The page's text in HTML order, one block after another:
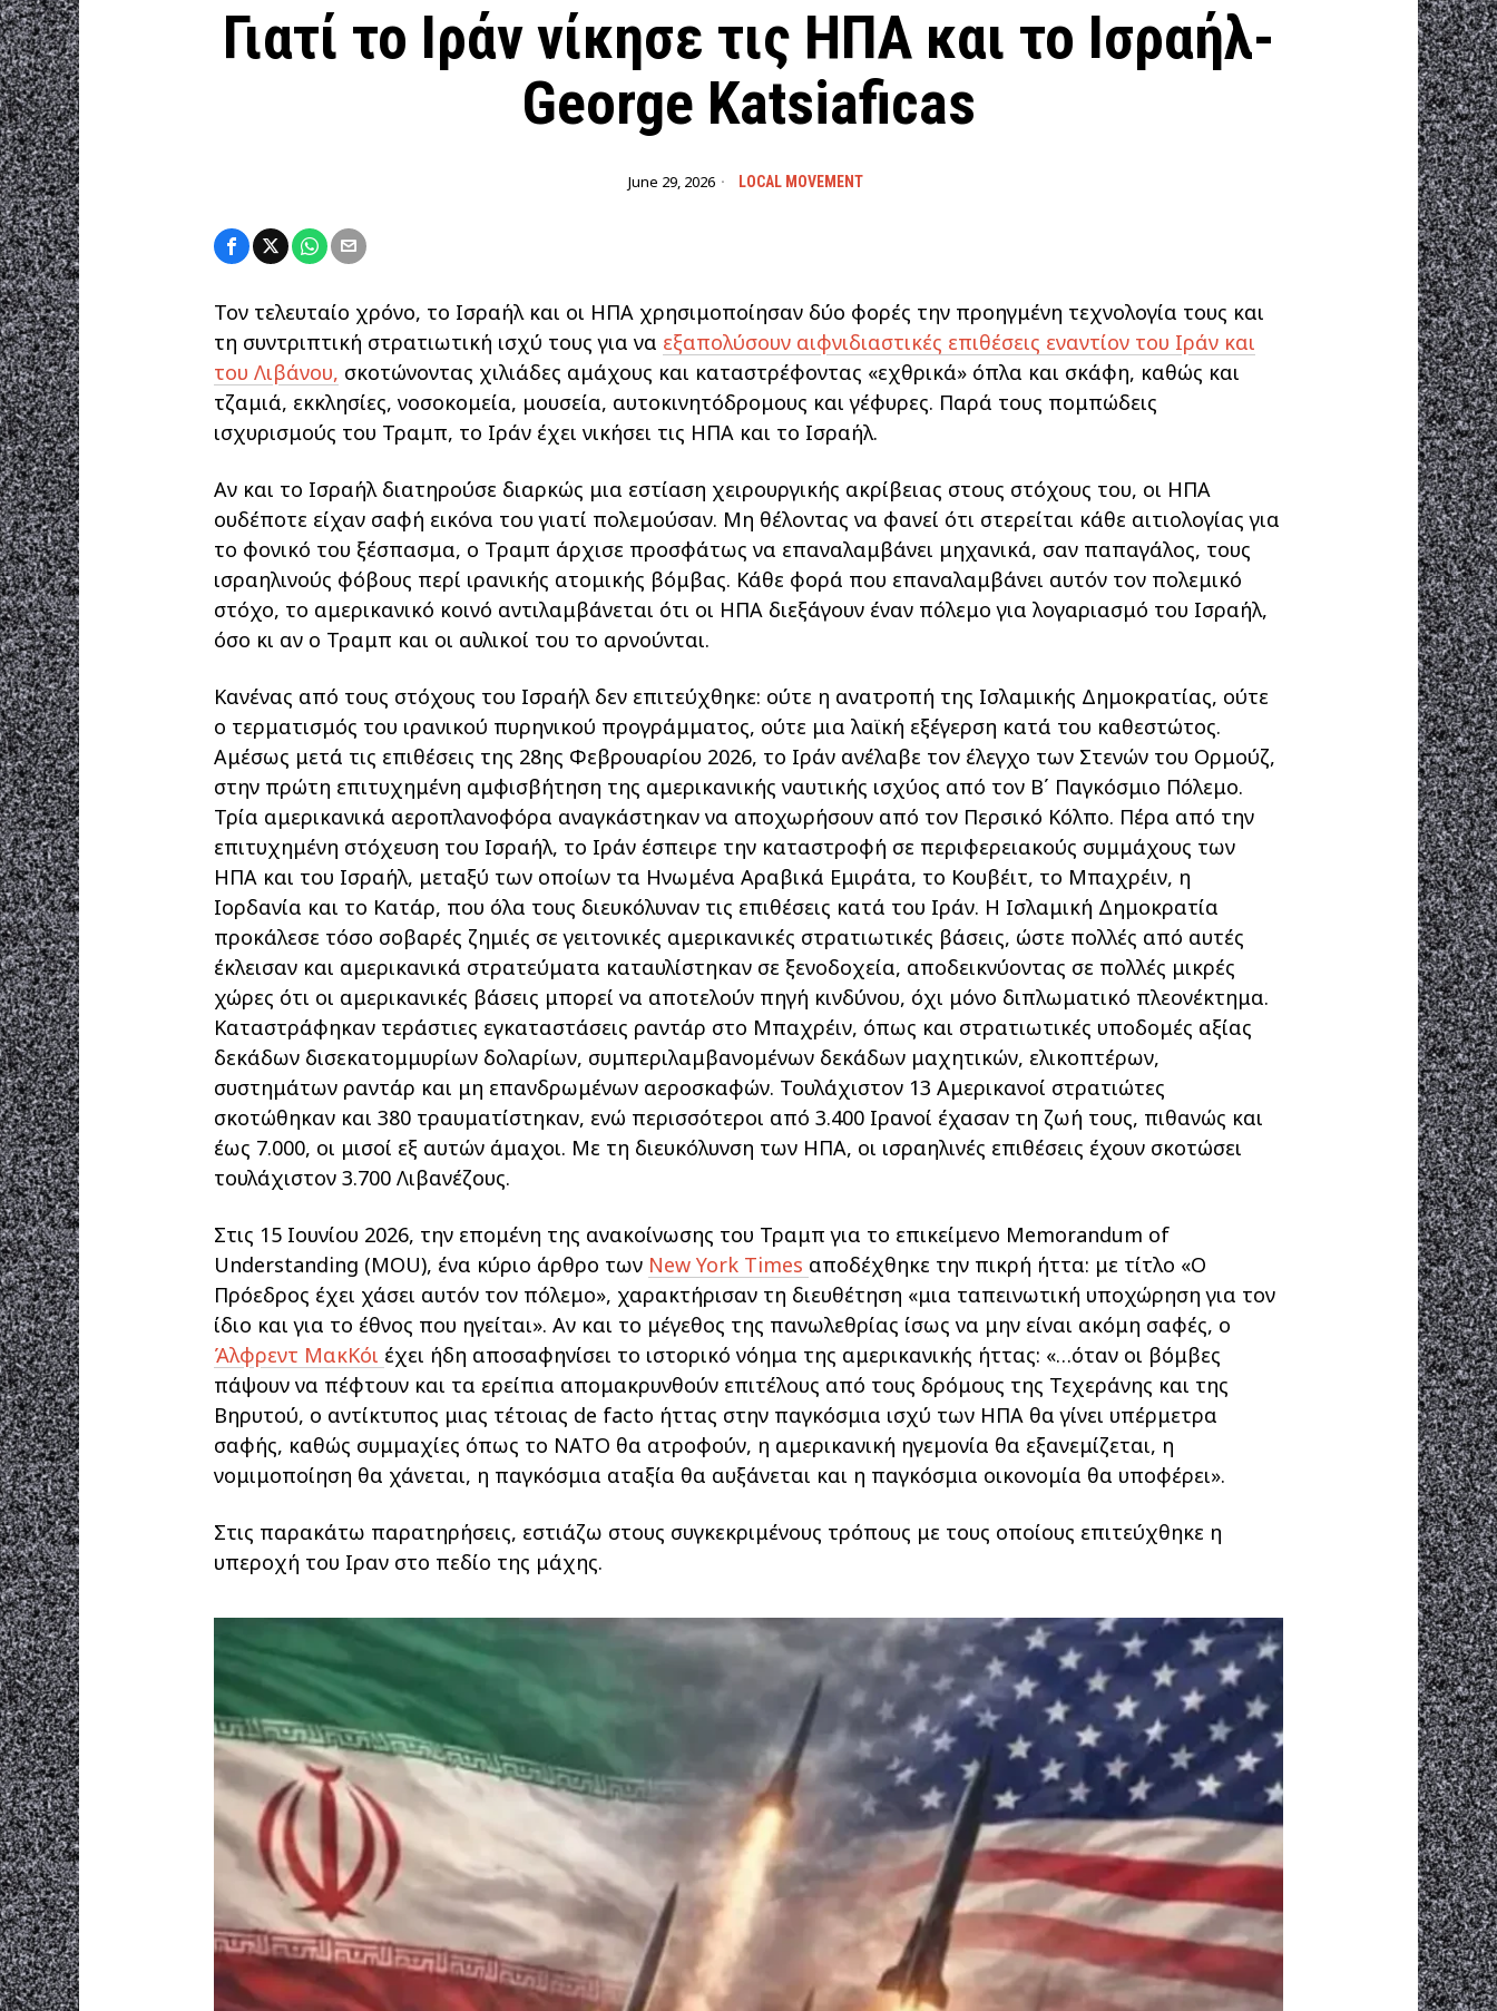
Γιατί το Ιράν νίκησε τις ΗΠΑ και το Ισραήλ-
George Katsiaficas
June 29, 2026 LOCAL MOVEMENT
Τον τελευταίο χρόνο, το Ισραήλ και οι ΗΠΑ χρησιμοποίησαν δύο φορές την προηγμένη τεχνολογία τους και
τη συντριπτική στρατιωτική ισχύ τους για να εξαπολύσουν αιφνιδιαστικές επιθέσεις εναντίον του Ιράν και
του Λιβάνου, σκοτώνοντας χιλιάδες αμάχους και καταστρέφοντας «εχθρικά» όπλα και σκάφη, καθώς και
τζαμιά, εκκλησίες, νοσοκομεία, μουσεία, αυτοκινητόδρομους και γέφυρες. Παρά τους πομπώδεις
ισχυρισμούς του Τραμπ, το Ιράν έχει νικήσει τις ΗΠΑ και το Ισραήλ.
Αν και το Ισραήλ διατηρούσε διαρκώς μια εστίαση χειρουργικής ακρίβειας στους στόχους του, οι ΗΠΑ
ουδέποτε είχαν σαφή εικόνα του γιατί πολεμούσαν. Μη θέλοντας να φανεί ότι στερείται κάθε αιτιολογίας για
το φονικό του ξέσπασμα, ο Τραμπ άρχισε προσφάτως να επαναλαμβάνει μηχανικά, σαν παπαγάλος, τους
ισραηλινούς φόβους περί ιρανικής ατομικής βόμβας. Κάθε φορά που επαναλαμβάνει αυτόν τον πολεμικό
στόχο, το αμερικανικό κοινό αντιλαμβάνεται ότι οι ΗΠΑ διεξάγουν έναν πόλεμο για λογαριασμό του Ισραήλ,
όσο κι αν ο Τραμπ και οι αυλικοί του το αρνούνται.
Κανένας από τους στόχους του Ισραήλ δεν επιτεύχθηκε: ούτε η ανατροπή της Ισλαμικής Δημοκρατίας, ούτε
ο τερματισμός του ιρανικού πυρηνικού προγράμματος, ούτε μια λαϊκή εξέγερση κατά του καθεστώτος.
Αμέσως μετά τις επιθέσεις της 28ης Φεβρουαρίου 2026, το Ιράν ανέλαβε τον έλεγχο των Στενών του Ορμούζ,
στην πρώτη επιτυχημένη αμφισβήτηση της αμερικανικής ναυτικής ισχύος από τον Β΄ Παγκόσμιο Πόλεμο.
Τρία αμερικανικά αεροπλανοφόρα αναγκάστηκαν να αποχωρήσουν από τον Περσικό Κόλπο. Πέρα από την
επιτυχημένη στόχευση του Ισραήλ, το Ιράν έσπειρε την καταστροφή σε περιφερειακούς συμμάχους των
ΗΠΑ και του Ισραήλ, μεταξύ των οποίων τα Ηνωμένα Αραβικά Εμιράτα, το Κουβέιτ, το Μπαχρέιν, η
Ιορδανία και το Κατάρ, που όλα τους διευκόλυναν τις επιθέσεις κατά του Ιράν. Η Ισλαμική Δημοκρατία
προκάλεσε τόσο σοβαρές ζημιές σε γειτονικές αμερικανικές στρατιωτικές βάσεις, ώστε πολλές από αυτές
έκλεισαν και αμερικανικά στρατεύματα καταυλίστηκαν σε ξενοδοχεία, αποδεικνύοντας σε πολλές μικρές
χώρες ότι οι αμερικανικές βάσεις μπορεί να αποτελούν πηγή κινδύνου, όχι μόνο διπλωματικό πλεονέκτημα.
Καταστράφηκαν τεράστιες εγκαταστάσεις ραντάρ στο Μπαχρέιν, όπως και στρατιωτικές υποδομές αξίας
δεκάδων δισεκατομμυρίων δολαρίων, συμπεριλαμβανομένων δεκάδων μαχητικών, ελικοπτέρων,
συστημάτων ραντάρ και μη επανδρωμένων αεροσκαφών. Τουλάχιστον 13 Αμερικανοί στρατιώτες
σκοτώθηκαν και 380 τραυματίστηκαν, ενώ περισσότεροι από 3.400 Ιρανοί έχασαν τη ζωή τους, πιθανώς και
έως 7.000, οι μισοί εξ αυτών άμαχοι. Με τη διευκόλυνση των ΗΠΑ, οι ισραηλινές επιθέσεις έχουν σκοτώσει
τουλάχιστον 3.700 Λιβανέζους.
Στις 15 Ιουνίου 2026, την επομένη της ανακοίνωσης του Τραμπ για το επικείμενο Memorandum of
Understanding (MOU), ένα κύριο άρθρο των New York Times αποδέχθηκε την πικρή ήττα: με τίτλο «Ο
Πρόεδρος έχει χάσει αυτόν τον πόλεμο», χαρακτήρισαν τη διευθέτηση «μια ταπεινωτική υποχώρηση για τον
ίδιο και για το έθνος που ηγείται». Αν και το μέγεθος της πανωλεθρίας ίσως να μην είναι ακόμη σαφές, ο
Άλφρεντ ΜακΚόι έχει ήδη αποσαφηνίσει το ιστορικό νόημα της αμερικανικής ήττας: «…όταν οι βόμβες
πάψουν να πέφτουν και τα ερείπια απομακρυνθούν επιτέλους από τους δρόμους της Τεχεράνης και της
Βηρυτού, ο αντίκτυπος μιας τέτοιας de facto ήττας στην παγκόσμια ισχύ των ΗΠΑ θα γίνει υπέρμετρα
σαφής, καθώς συμμαχίες όπως το ΝΑΤΟ θα ατροφούν, η αμερικανική ηγεμονία θα εξανεμίζεται, η
νομιμοποίηση θα χάνεται, η παγκόσμια αταξία θα αυξάνεται και η παγκόσμια οικονομία θα υποφέρει».
Στις παρακάτω παρατηρήσεις, εστιάζω στους συγκεκριμένους τρόπους με τους οποίους επιτεύχθηκε η
υπεροχή του Ιραν στο πεδίο της μάχης.